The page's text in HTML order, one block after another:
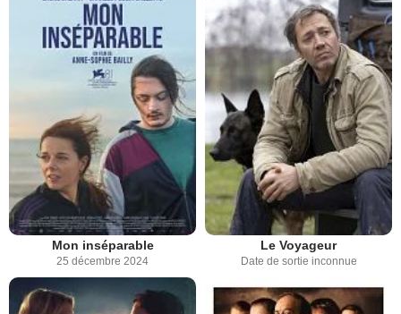
Mon inséparable
25 décembre 2024
Le Voyageur
Date de sortie inconnue